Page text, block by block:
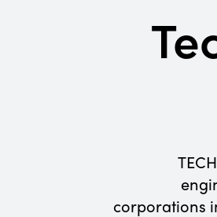
corporations